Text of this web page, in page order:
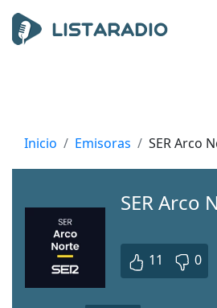
Inicio Emisoras SER Arco
SER Arco
11 0